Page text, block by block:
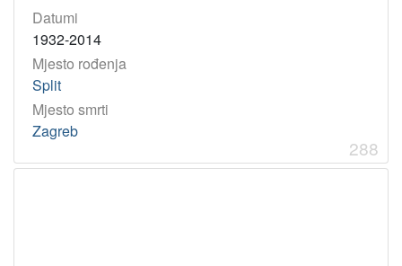
Datumi
1932-2014
Mjesto rođenja
Split
Mjesto smrti
Zagreb
288